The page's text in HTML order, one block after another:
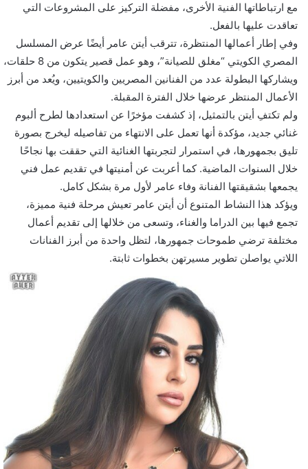
مع ارتباطاتها الفنية الأخرى، مفضلة التركيز على المشروعات التي
تعاقدت عليها بالفعل.
وفي إطار أعمالها المنتظرة، تترقب أيتن عامر أيضًا عرض المسلسل
المصري الكويتي “مغلق للصيانة”، وهو عمل قصير يتكون من 8 حلقات،
ويشاركها البطولة عدد من الفنانين المصريين والكويتيين، ويُعد من أبرز
الأعمال المنتظر عرضها خلال الفترة المقبلة.
ولم تكتفِ أيتن بالتمثيل، إذ كشفت مؤخرًا عن استعدادها لطرح ألبوم
غنائي جديد، مؤكدة أنها تعمل على الانتهاء من تفاصيله ليخرج بصورة
تليق بجمهورها، في استمرار لتجربتها الغنائية التي حققت بها نجاحًا
خلال السنوات الماضية. كما أعربت عن أمنيتها في تقديم عمل فني
يجمعها بشقيقتها الفنانة وفاء عامر لأول مرة بشكل كامل.
ويؤكد هذا النشاط المتنوع أن أيتن عامر تعيش مرحلة فنية مميزة،
تجمع فيها بين الدراما والغناء، وتسعى من خلالها إلى تقديم أعمال
مختلفة ترضي طموحات جمهورها، لتظل واحدة من أبرز الفنانات
اللاتي يواصلن تطوير مسيرتهن بخطوات ثابتة.